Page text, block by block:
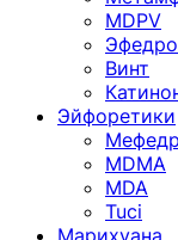
MDPV
Винт
Эйфоретики
MDMA
MDA
Tuci
Марихуана